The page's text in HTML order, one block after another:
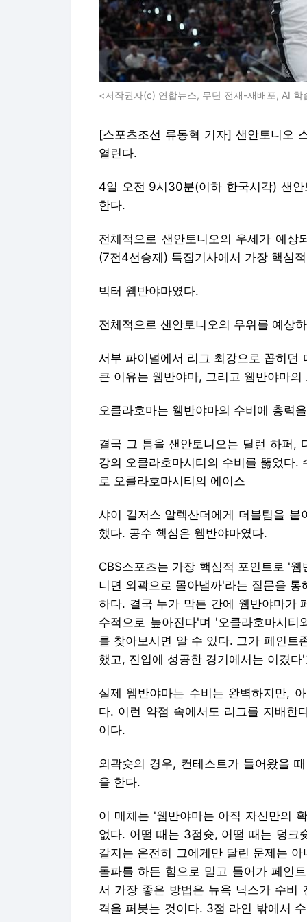
<저작권자(c) 연합뉴스, 무단 전재-재배포, AI 학
[스포츠조선 류동혁 기자] 샌안토니오
열린다.
4일 오전 9시30분(이하 한국시각) 샌
한다.
전체적으로 샌안토니오의 우세가 예상
(7전4선승제) 특집기사에서 가장 핵심
빅터 웸반야마였다.
전체적으로 샌안토니오의 우위를 예상
서부 파이널에서 리그 최강으로 꼽히던
큰 이유는 웸반야마, 그리고 웸반야마의
오클라호마는 웸반야마의 수비에 총력
결국 그 틈을 샌안토니오는 딜런 하퍼,
강의 오클라호마시티의 수비를 뚫었다.
로 오클라호마시티의 에이스
샤이 길저스 알렉산더에게 더블팀을
했다. 공수 핵심은 웸반야마였다.
CBS스포츠는 가장 핵심적 포인트로 '
니면 외곽으로 몰아낼까'라는 질문을
하다. 결국 누가 막든 간에 웸반야마가
수적으로 높아진다'며 '오클라호마시
를 찾아보시면 알 수 있다. 그가 페인트
했고, 진입에 성공한 경기에서는 이겼다
실제 웸반야마는 수비는 완벽하지만,
다. 이런 약점 속에서도 리그를 지배한
이다.
외곽슛의 경우, 컨테스트가 들어왔을
을 한다.
이 매체는 '웸반야마는 아직 자신만의
없다. 어떨 때는 3점슛, 어떨 때는 덩크
갈지는 온전히 그에게만 달린 문제는
돌파를 하든 힘으로 밀고 들어가 페인
서 가장 좋은 방법은 뉴욕 닉스가 수비
격을 퍼붓는 것이다. 3점 라인 밖에서